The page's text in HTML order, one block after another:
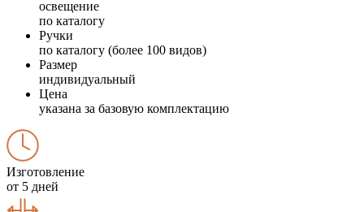
освещение
по каталогу
Ручки
по каталогу (более 100 видов)
Размер
индивидуальный
Цена
указана за базовую комплектацию
Изготовление
от 5 дней